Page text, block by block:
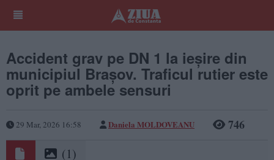
Accident grav pe DN 1 la ieșire din
municipiul Brașov. Traficul rutier este
oprit pe ambele sensuri
29 Mar, 2026 16:58 Daniela MOLDOVEANU 746
(1)